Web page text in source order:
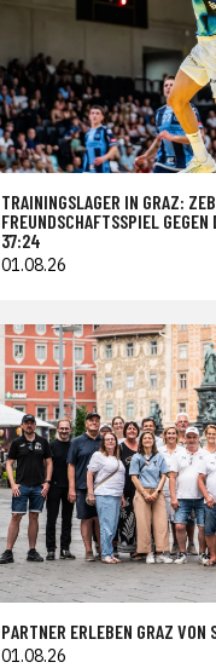
TRAININGSLAGER IN GRAZ:
FREUNDSCHAFTSSPIEL
37:24
01.08.26
PARTNER ERLEBEN GRAZ VON
01.08.26